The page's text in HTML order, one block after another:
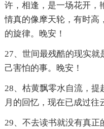
许，相逢，是一场花开，
情真的像摩天轮，有时高
的旋律。晚安！
27、世间最残酷的现实就
己害怕的事。晚安！
28、枯黄飘零水自流，提
月的回忆，现在已成过往
29、不去读书就没有真正